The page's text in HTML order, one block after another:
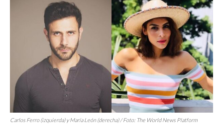
Carlos Ferro (izquierda) y María León (derecha) / Foto: The World News Platform